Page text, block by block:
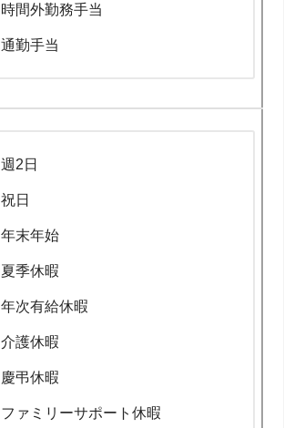
時間外勤務手当
通勤手当
週2日
祝日
年末年始
夏季休暇
年次有給休暇
介護休暇
慶弔休暇
ファミリーサポート休暇